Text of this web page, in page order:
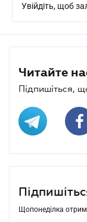
Увійдіть, щоб
Читайте
Підпишіться,
Щопонеділка